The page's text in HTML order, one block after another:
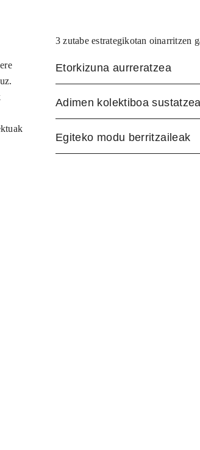
3 zutabe estrategikotan oinarritzen
Etorkizuna aurreratzea
Adimen kolektiboa sustatzea
Egiteko modu berritzaileak